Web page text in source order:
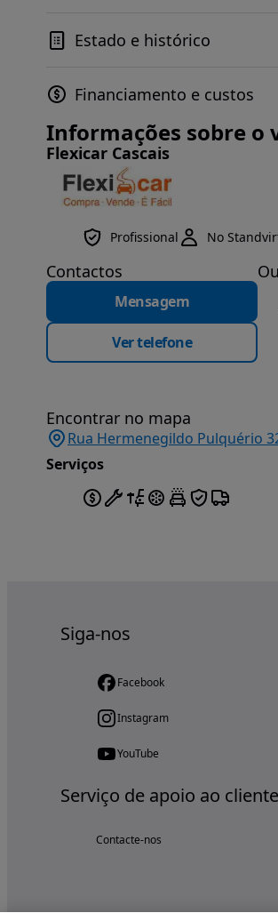
Estado e histórico
Financiamento e custos
Informações sobre o
Flexicar Cascais
Profissional No
Contactos
Mensagem
Ver telefone
Encontrar no mapa
Rua Hermenegildo Pulquério
Serviços
Siga-nos
Facebook
Instagram
YouTube
Serviço de apoio ao cliente
Contacte-nos